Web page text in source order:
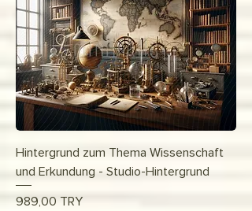
Hintergrund zum Thema Wissenschaft
und Erkundung - Studio-Hintergrund
Preis
989,00 TRY